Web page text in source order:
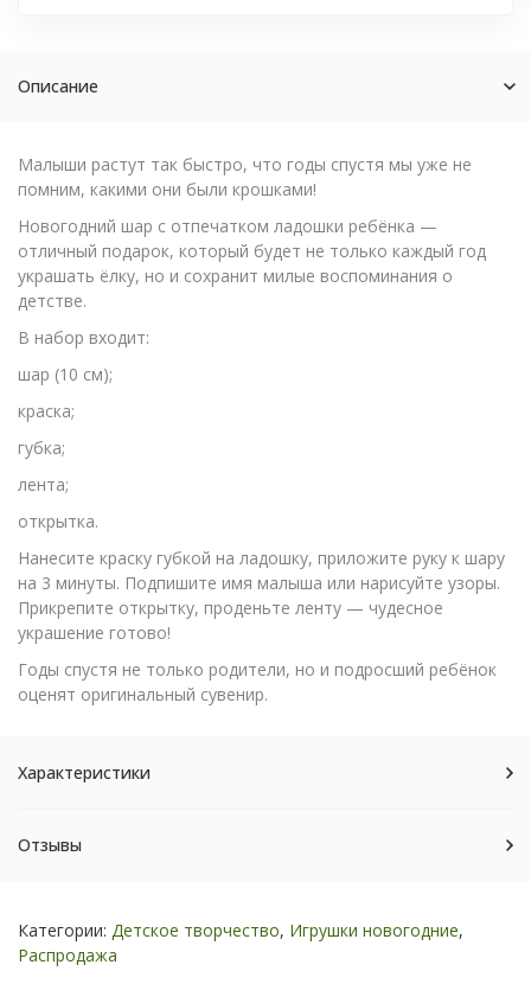
Описание
Малыши растут так быстро, что годы спустя мы уже не
помним, какими они были крошками!
Новогодний шар с отпечатком ладошки ребёнка —
отличный подарок, который будет не только каждый год
украшать ёлку, но и сохранит милые воспоминания о
детстве.
В набор входит:
шар (10 см);
краска;
губка;
лента;
открытка.
Нанесите краску губкой на ладошку, приложите руку к шару
на 3 минуты. Подпишите имя малыша или нарисуйте узоры.
Прикрепите открытку, проденьте ленту — чудесное
украшение готово!
Годы спустя не только родители, но и подросший ребёнок
оценят оригинальный сувенир.
Характеристики
Отзывы
Категории: Детское творчество, Игрушки новогодние,
Распродажа